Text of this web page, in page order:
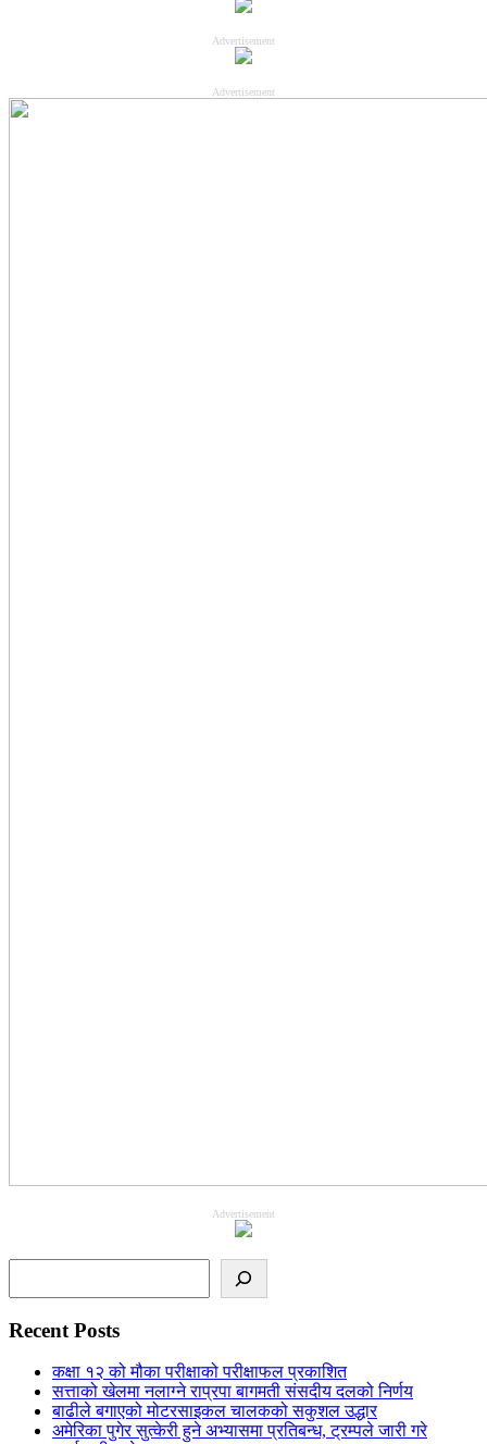
Advertisement
Advertisement
Advertisement
Recent Posts
कक्षा १२ को मौका परीक्षाको परीक्षाफल प्रकाशित
सत्ताको खेलमा नलाग्ने राप्रपा बागमती संसदीय दलको निर्णय
बाढीले बगाएको मोटरसाइकल चालकको सकुशल उद्धार
अमेरिका पुगेर सुत्केरी हुने अभ्यासमा प्रतिबन्ध, ट्रम्पले जारी गरे